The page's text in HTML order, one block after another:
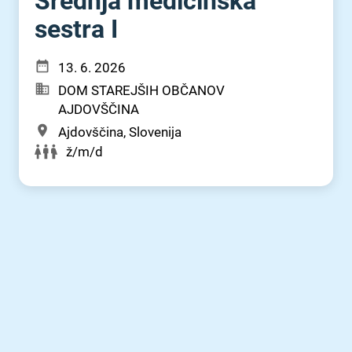
sestra I
13. 6. 2026
DOM STAREJŠIH OBČANOV
AJDOVŠČINA
Ajdovščina, Slovenija
ž/m/d